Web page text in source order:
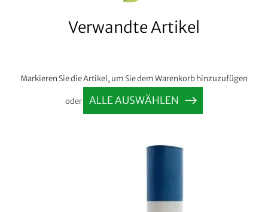
Verwandte Artikel
Markieren Sie die Artikel, um Sie dem Warenkorb hinzuzufügen
oder ALLE AUSWÄHLEN